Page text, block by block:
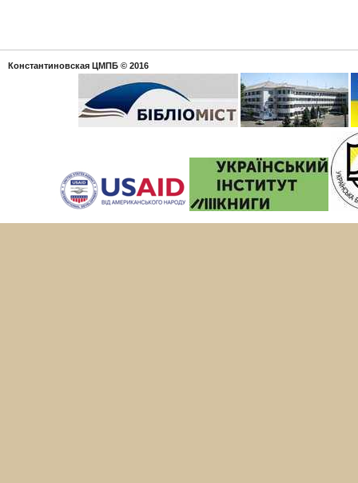
Константиновская ЦМПБ © 2016